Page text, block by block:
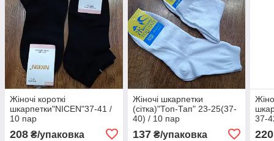
Жіночі короткі
шкарпетки"NICEN"37-41 /
10 пар
208 ₴/упаковка
Жіночі шкарпетки
(сітка)"Топ-Тап" 23-25(37-
40) / 10 пар
137₴/упаковка
37-
220